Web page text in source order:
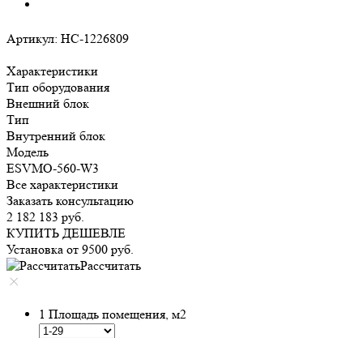
Артикул: НС-1226809
Характеристики
Тип оборудования
Внешний блок
Тип
Внутренний блок
Модель
ESVMO-560-W3
Все характеристики
Заказать консультацию
2 182 183 руб.
КУПИТЬ ДЕШЕВЛЕ
Установка от 9500 руб.
Рассчитать
1 Площадь помещения, м2